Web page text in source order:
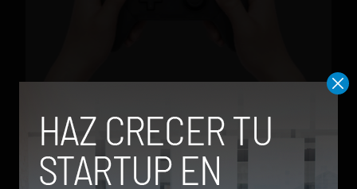
funciona en PC
by Stiven Cartagena
1 de marzo de 2017